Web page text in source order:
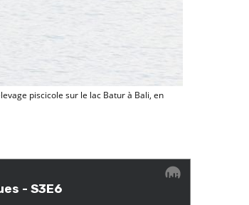
Cirad
piscicole sur le lac Batur à Bali, en